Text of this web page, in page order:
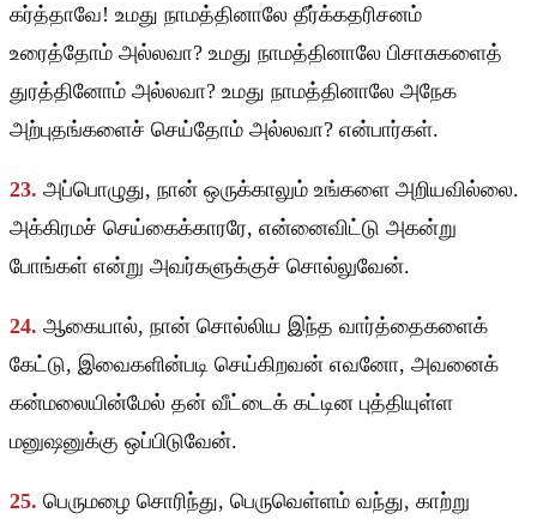
கர்த்தாவே! உமது நாமத்தினாலே தீர்க்கதரிசனம்
உரைத்தோம் அல்லவா? உமது நாமத்தினாலே பிசாசுகளைத்
துரத்தினோம் அல்லவா? உமது நாமத்தினாலே அநேக
அற்புதங்களைச் செய்தோம் அல்லவா? என்பார்கள்.
23. அப்பொழுது, நான் ஒருக்காலும் உங்களை அறியவில்லை.
அக்கிரமச் செய்கைக்காரரே, என்னைவிட்டு அகன்று
போங்கள் என்று அவர்களுக்குச் சொல்லுவேன்.
24. ஆகையால், நான் சொல்லிய இந்த வார்த்தைகளைக்
கேட்டு, இவைகளின்படி செய்கிறவன் எவனோ, அவனைக்
கன்மலையின்மேல் தன் வீட்டைக் கட்டின புத்தியுள்ள
மனுஷனுக்கு ஒப்பிடுவேன்.
25. பெருமழை சொரிந்து, பெருவெள்ளம் வந்து, காற்று